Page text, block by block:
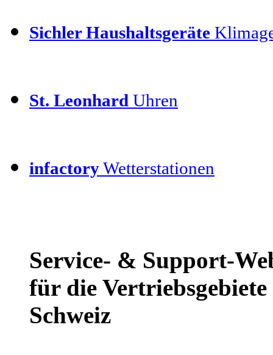
Sichler Haushaltsgeräte
St. Leonhard Uhren
infactoryWetterstationen
Service- & Support-
für die
Schweiz